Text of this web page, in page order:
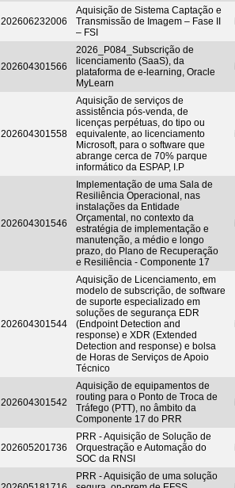
202606232006
Aquisição de Sistema Captação e
Transmissão de Imagem – Fase II
– FSI
202604301566
2026_P084_Subscrição de
licenciamento (SaaS), da
plataforma de e-learning, Oracle
MyLearn
202604301558
Aquisição de serviços de
assistência pós-venda, de
licenças perpétuas, do tipo ou
equivalente, ao licenciamento
Microsoft, para o software que
abrange cerca de 70% parque
informático da ESPAP, I.P
202604301546
Implementação de uma Sala de
Resiliência Operacional, nas
instalações da Entidade
Orçamental, no contexto da
estratégia de implementação e
manutenção, a médio e longo
prazo, do Plano de Recuperação
e Resiliência - Componente 17
202604301544
Aquisição de Licenciamento, em
modelo de subscrição, de software
de suporte especializado em
soluções de segurança EDR
(Endpoint Detection and
response) e XDR (Extended
Detection and response) e bolsa
de Horas de Serviços de Apoio
Técnico
202604301542
Aquisição de equipamentos de
routing para o Ponto de Troca de
Tráfego (PTT), no âmbito da
Componente 17 do PRR
202605201736
PRR - Aquisição de Solução de
Orquestração e Automação do
SOC da RNSI
PRR - Aquisição de uma solução